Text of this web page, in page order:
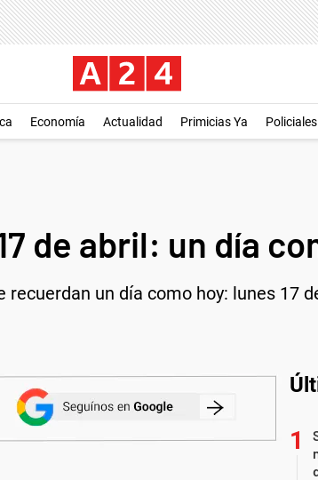
Economía Actualidad Primicias Ya Policiales
de abril: un día
un día como hoy: lunes 17